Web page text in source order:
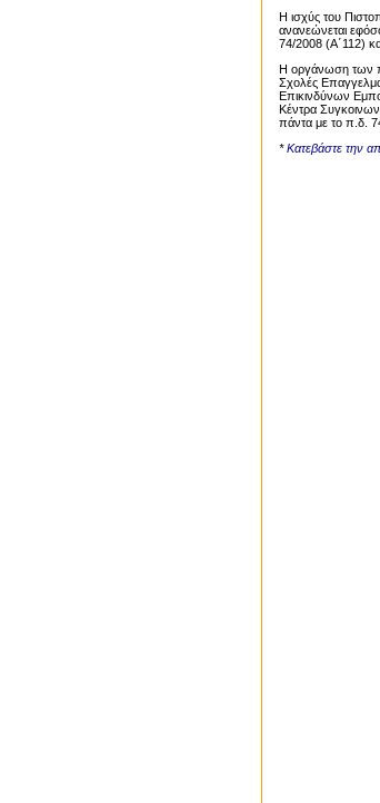
Η ισχύς του
ανανεώνεται
74/2008 (Α΄112)
Η οργάνωση των
Σχολές
Επικινδύνων
Κέντρα
πάντα με το π.δ.
*Κατεβάστε την